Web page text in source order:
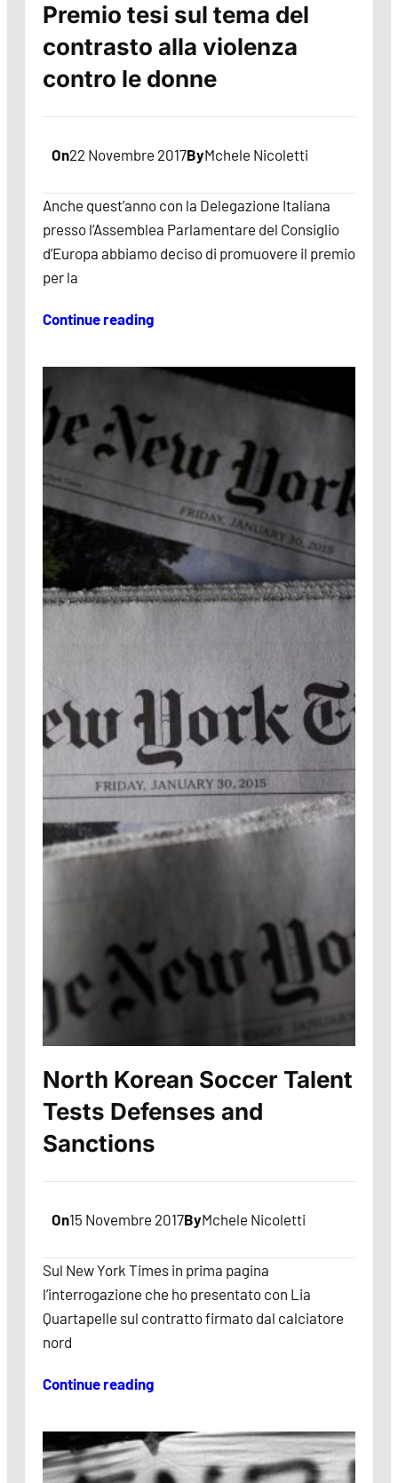
Premio tesi sul tema del
contrasto alla violenza
contro le donne
On22 Novembre 2017ByMchele Nicoletti
Anche quest’anno con la Delegazione Italiana
presso l’Assemblea Parlamentare del Consiglio
d’Europa abbiamo deciso di promuovere il premio
per la
Continue reading
North Korean Soccer Talent
Tests Defenses and
Sanctions
On15 Novembre 2017ByMchele Nicoletti
Sul New York Times in prima pagina
l’interrogazione che ho presentato con Lia
Quartapelle sul contratto firmato dal calciatore
nord
Continue reading